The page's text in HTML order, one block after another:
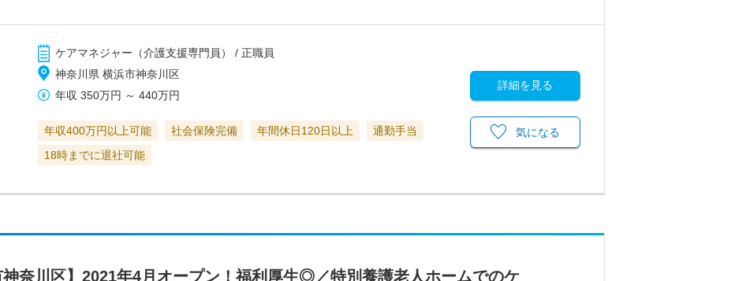
ケアマネジャー（介護支援専門員） / 正職員
神奈川県 横浜市神奈川区
年収 350万円 ～440万円
年収400万円以上可能 社会保険完備 年間休日120日以上
通勤手当
18時までに退社可能
詳細を見る
気になる
神奈川区】2021年4月オープン！福利厚生◎／特別養護老人ホームでのケ